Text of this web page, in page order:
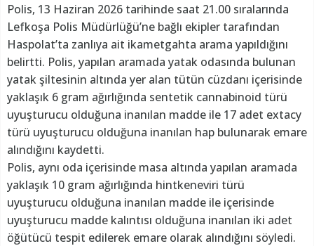
Polis, 13 Haziran 2026 tarihinde saat 21.00 sıralarında
Lefkoşa Polis Müdürlüğü’ne bağlı ekipler tarafından
Haspolat’ta zanlıya ait ikametgahta arama yapıldığını
belirtti. Polis, yapılan aramada yatak odasında bulunan
yatak şiltesinin altında yer alan tütün cüzdanı içerisinde
yaklaşık 6 gram ağırlığında sentetik cannabinoid türü
uyuşturucu olduğuna inanılan madde ile 17 adet extacy
türü uyuşturucu olduğuna inanılan hap bulunarak emare
alındığını kaydetti.
Polis, aynı oda içerisinde masa altında yapılan aramada
yaklaşık 10 gram ağırlığında hintkeneviri türü
uyuşturucu olduğuna inanılan madde ile içerisinde
uyuşturucu madde kalıntısı olduğuna inanılan iki adet
öğütücü tespit edilerek emare olarak alındığını söyledi.